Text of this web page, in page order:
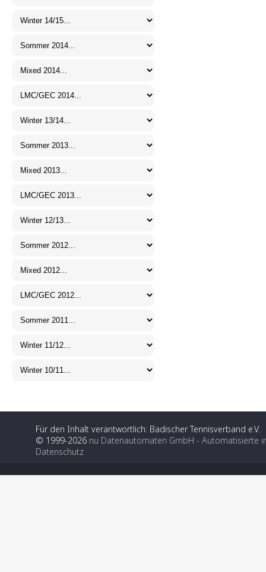
Für den Inhalt verantwortlich: Badischer Tennisverband e.V.
© 1999-2026 nu Datenautomaten GmbH - Automatisierte
Datenschutz